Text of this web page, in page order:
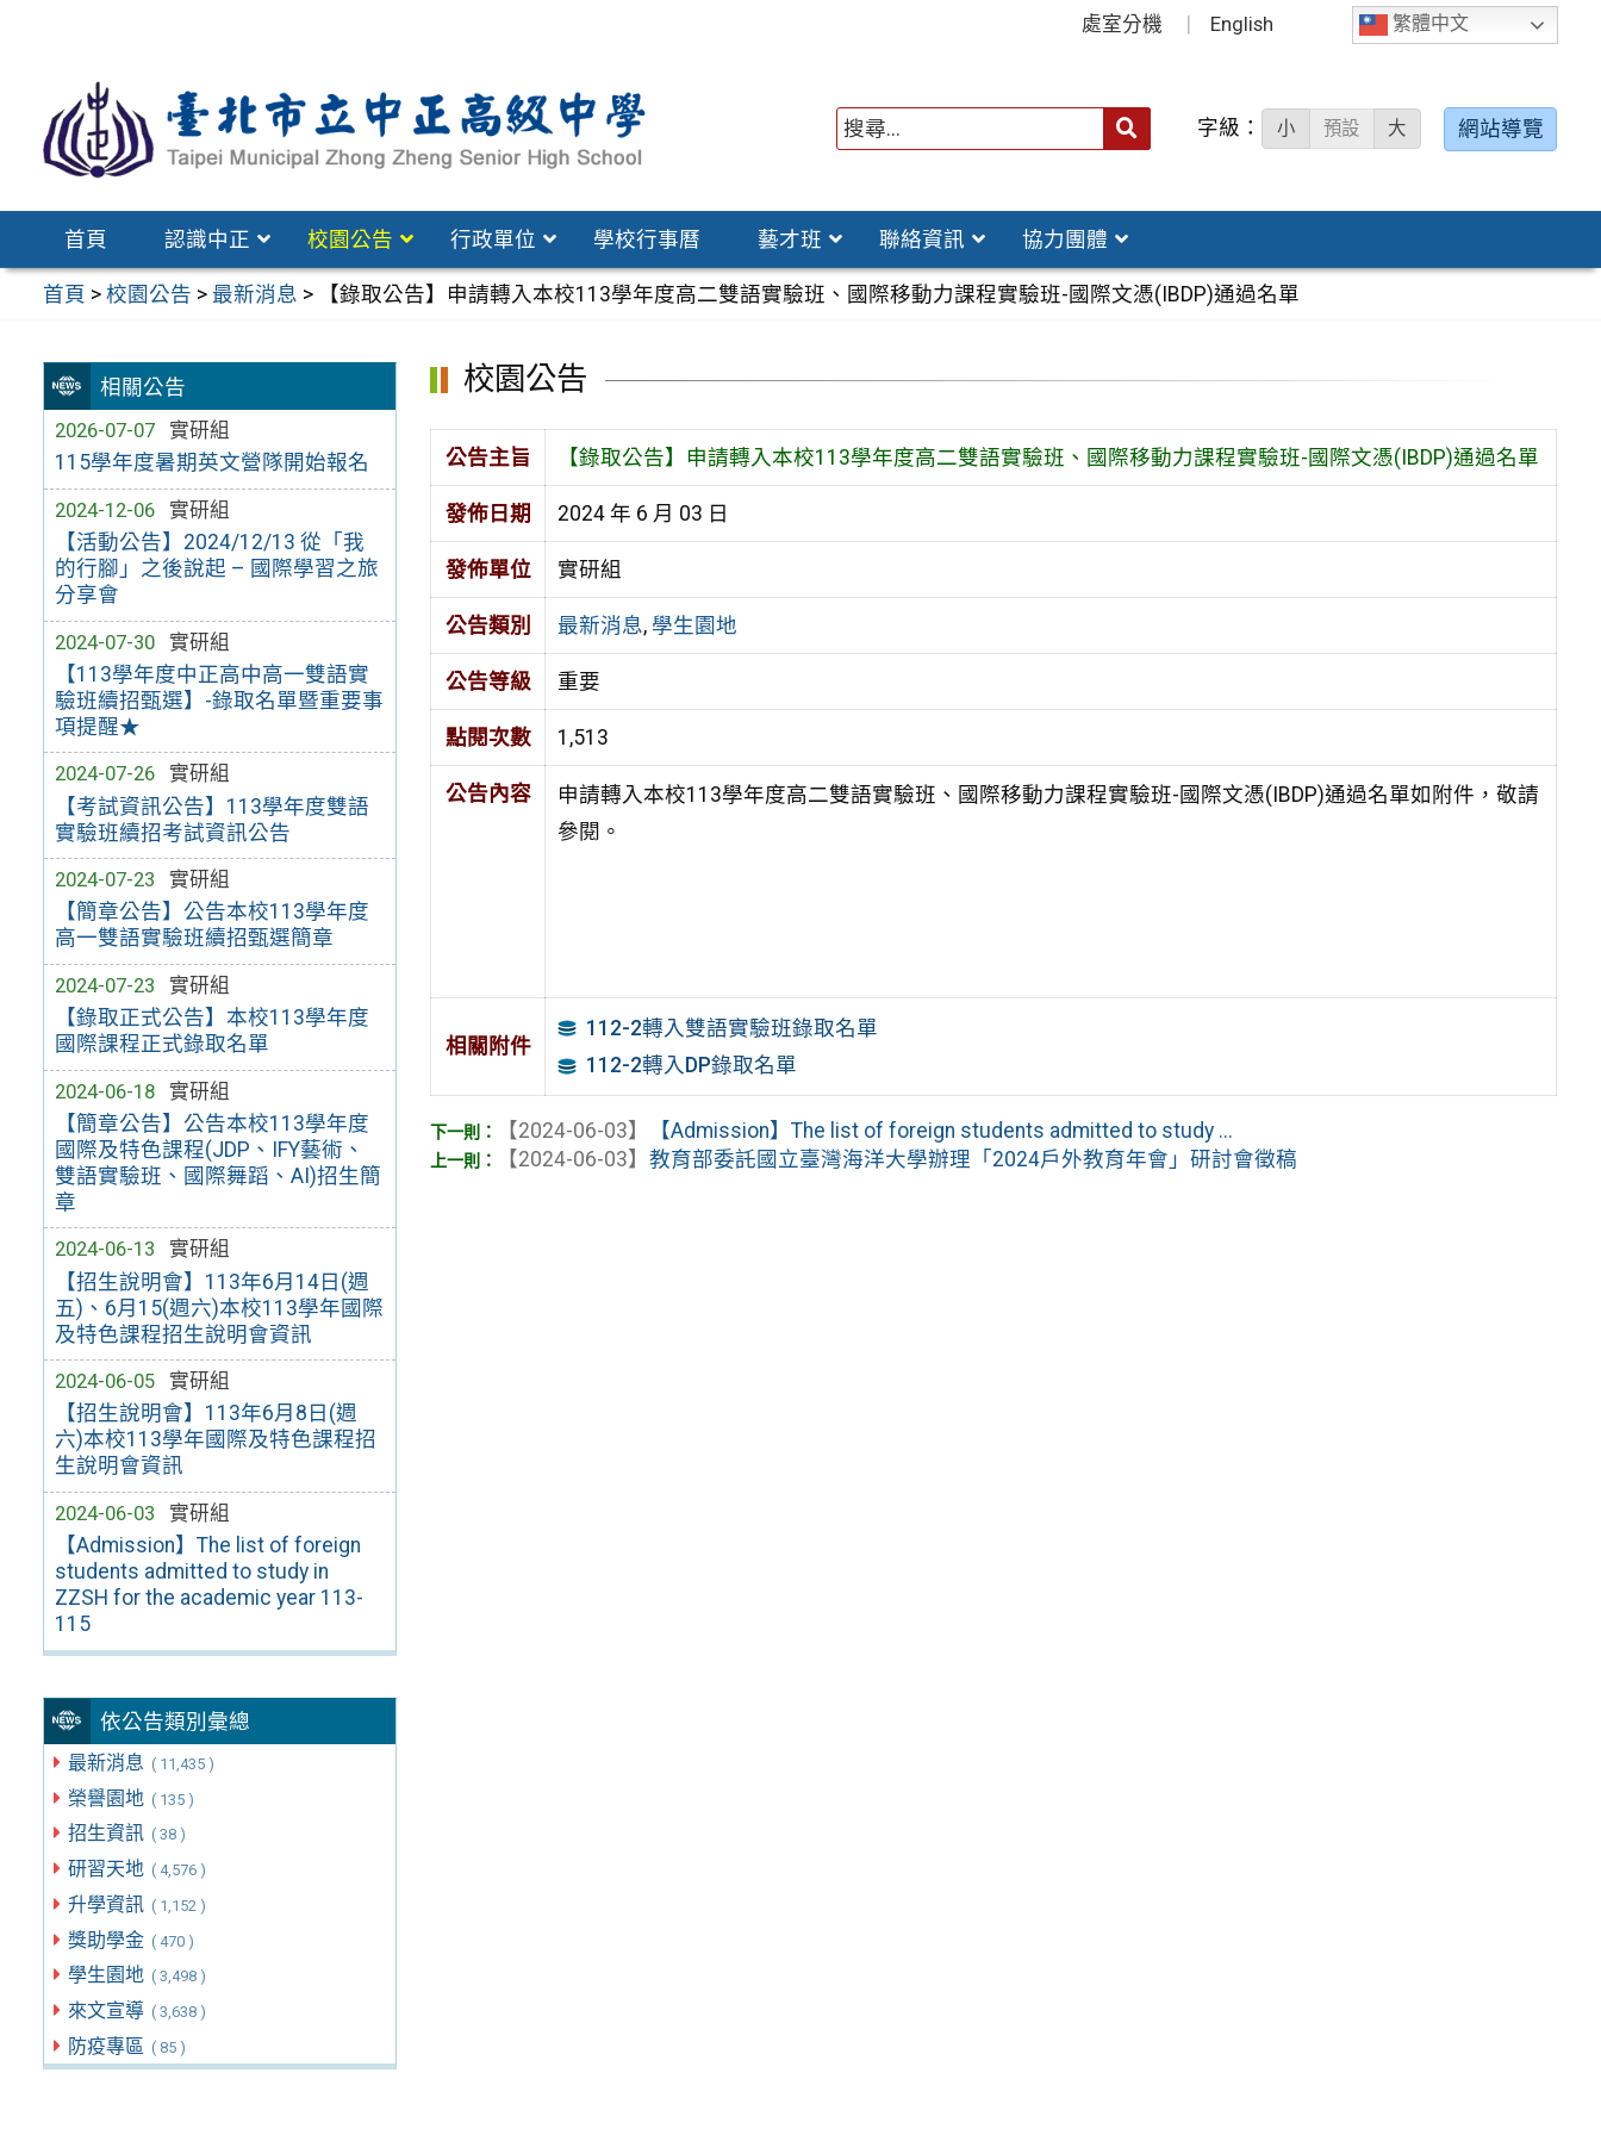
區
繁體中文
處室分機 English
字級： 小 預設 大 網站導覽
首頁 認識中正 校園公告 行政單位 學校行事曆 藝才班 聯絡資訊 協力團體
首頁 >校園公告 > 最新消息 > 【錄取公告】申請轉入本校113學年度高二雙語實驗班、國際移動力課程實驗班-國際文憑(IBDP)通過名單
相關公告
2026-07-07
實研組
115學年度暑期英文營隊開始報名
2024-12-06
實研組
【活動公告】2024/12/13 從「我
的行腳」之後說起 – 國際學習之旅
分享會
2024-07-30
實研組
【113學年度中正高中高一雙語實
驗班續招甄選】-錄取名單暨重要事
項提醒★
2024-07-26
實研組
【考試資訊公告】113學年度雙語
實驗班續招考試資訊公告
2024-07-23
實研組
【簡章公告】公告本校113學年度
高一雙語實驗班續招甄選簡章
2024-07-23
實研組
【錄取正式公告】本校113學年度
國際課程正式錄取名單
2024-06-18
實研組
【簡章公告】公告本校113學年度
國際及特色課程(JDP、IFY藝術、
雙語實驗班、國際舞蹈、AI)招生簡
章
2024-06-13
實研組
【招生說明會】113年6月14日(週
五)、6月15(週六)本校113學年國際
及特色課程招生說明會資訊
2024-06-05
實研組
【招生說明會】113年6月8日(週
六)本校113學年國際及特色課程招
生說明會資訊
2024-06-03
實研組
【Admission】The list of foreign
students admitted to study in
ZZSH for the academic year 113-
115
依公告類別彙總
最新消息 ( 11,435 )
榮譽園地 ( 135 )
招生資訊 ( 38 )
研習天地 ( 4,576 )
升學資訊 ( 1,152 )
獎助學金 ( 470 )
學生園地 ( 3,498 )
來文宣導 ( 3,638 )
防疫專區 ( 85 )
校園公告
公告主旨 【錄取公告】申請轉入本校113學年度高二雙語實驗班、國際移動力課程實驗班-國際文憑(IBDP)通過名單
發佈日期 2024 年 6 月 03 日
發佈單位 實研組
公告類別 最新消息, 學生園地
公告等級 重要
點閱次數 1,513
公告內容
申請轉入本校113學年度高二雙語實驗班、國際移動力課程實驗班-國際文憑(IBDP)通過名單如附件，敬請
參閱。
相關附件
112-2轉入雙語實驗班錄取名單
112-2轉入DP錄取名單
【2024-06-03】
【Admission】The list of foreign students admitted to study ...
【2024-06-03】教育部委託國立臺灣海洋大學辦理「2024戶外教育年會」研討會徵稿